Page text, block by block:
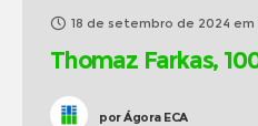
18 de setembro de 2024 em
Thomaz Farkas,
porÁgora ECA